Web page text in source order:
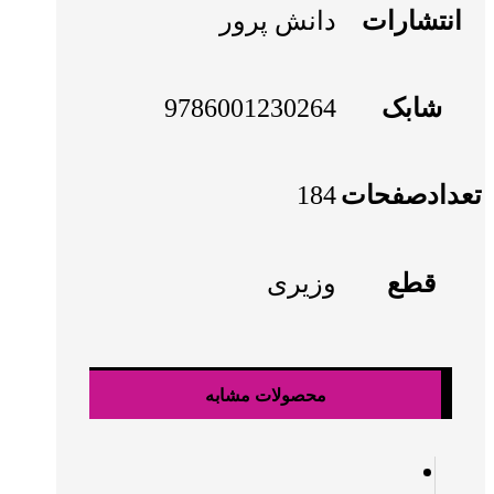
انتشارات دانش پرور
شابک 9786001230264
تعدادصفحات184
قطع وزیری
محصولات مشابه